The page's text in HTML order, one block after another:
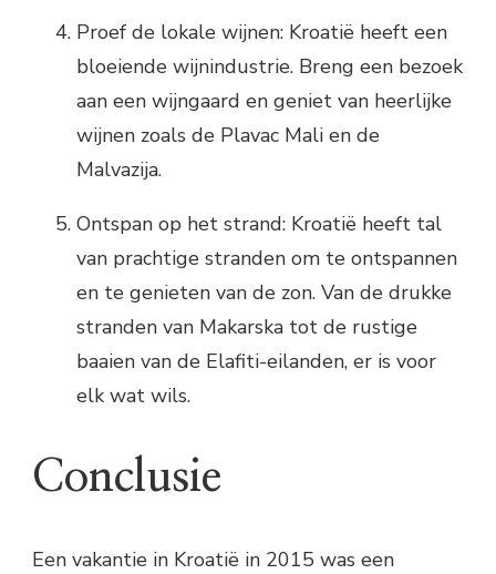
Proef de lokale wijnen: Kroatië heeft een
bloeiende wijnindustrie. Breng een bezoek
aan een wijngaard en geniet van heerlijke
wijnen zoals de Plavac Mali en de
Malvazija.
Ontspan op het strand: Kroatië heeft tal
van prachtige stranden om te ontspannen
en te genieten van de zon. Van de drukke
stranden van Makarska tot de rustige
baaien van de Elafiti-eilanden, er is voor
elk wat wils.
Conclusie
Een vakantie in Kroatië in 2015 was een